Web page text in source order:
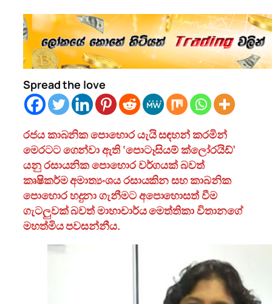
Spread the love
රජය කාබනික පොහොර යැයි සඳහන් කරමින්
මෙරටට ගෙන්වා ඇති ‘පොටෑසියම් ක්ලෝරයිඩ්’
යනු රසායනික පොහොර වර්ගයක් බවත්
කෘෂිකර්ම අමාත්‍යංශය රසායකින සහ කාබනික
පොහොර හදුනා ගැනීමට අපොහොසත් වීම
ගැටලුවක් බවත් මාහාචාර්ය මෙත්තිකා විතානගේ
මහත්මිය පවසන්නීය.